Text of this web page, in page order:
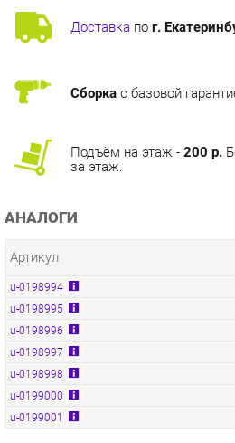
АНАЛОГИ
Артикул
u-0198994
u-0198995
u-0198996
u-0198997
u-0198998
ОПИСАНИЕ